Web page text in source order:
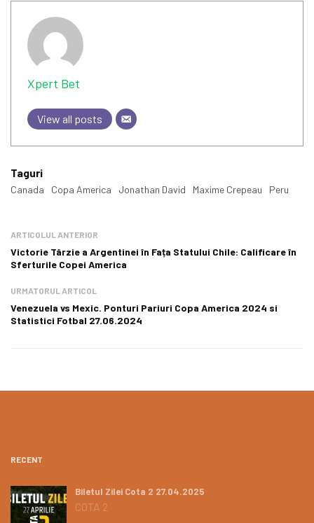
Xpert Bet
View all posts
Taguri
Canada Copa America Jonathan David Maxime Crepeau Peru
ARTICOLUL ANTERIOR
Victorie Târzie a Argentinei în Fața Statului Chile: Calificare în
Sferturile Copei America
URMATORUL ARTICOL
Venezuela vs Mexic. Ponturi Pariuri Copa America 2024 si
Statistici Fotbal 27.06.2024
RECENT
Biletul Zilei Cota 2 27.04.2025
COTA 2